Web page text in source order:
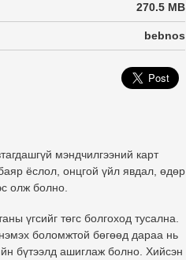
270.5 MB
bebnos
мэндчилгээний карт
ёслол, онцгой үйл явдал, өдөр
олж болно.
үгсийг төгс болгоход тусална.
боломжтой бөгөөд дараа нь
бүтээлд ашиглаж болно. Хийсэн